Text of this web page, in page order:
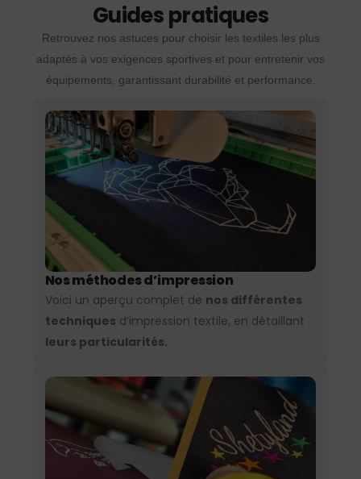
Guides pratiques
Retrouvez nos astuces pour choisir les textiles les plus
adaptés à vos exigences sportives et pour entretenir vos
équipements, garantissant durabilité et performance.
Nos méthodes d’impression
Voici un aperçu complet de nos différentes
techniques d’impression textile, en détaillant
leurs particularités.